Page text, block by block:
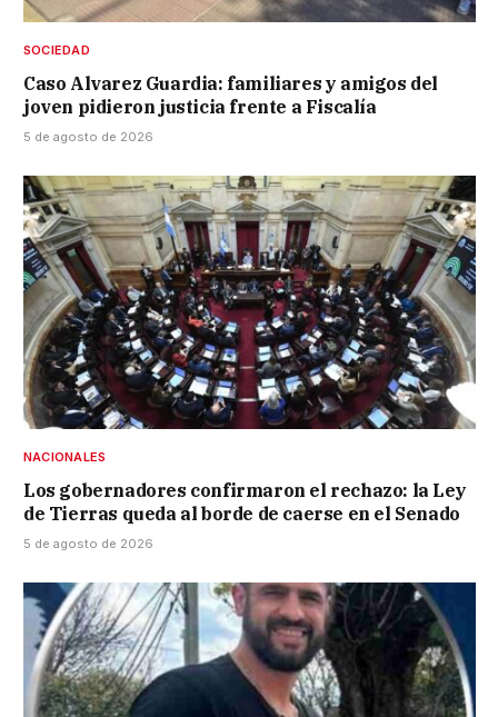
SOCIEDAD
Caso Alvarez Guardia: familiares y amigos del
joven pidieron justicia frente a Fiscalía
5 de agosto de 2026
NACIONALES
Los gobernadores confirmaron el rechazo: la Ley
de Tierras queda al borde de caerse en el Senado
5 de agosto de 2026